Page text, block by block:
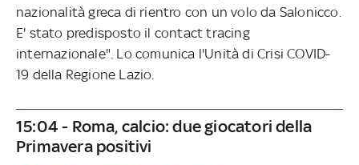
nazionalità greca di rientro con un volo da Salonicco.
E' stato predisposto il contact tracing
internazionale". Lo comunica l'Unità di Crisi COVID-
19 della Regione Lazio.
15:04 - Roma, calcio: due giocatori della
Primavera positivi